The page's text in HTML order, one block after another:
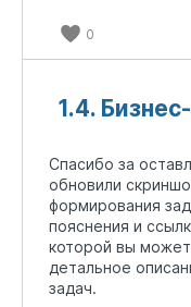
0
1.4.
Спасибо за
обновили
формирования
пояснения и
которой вы
детальное
задач.